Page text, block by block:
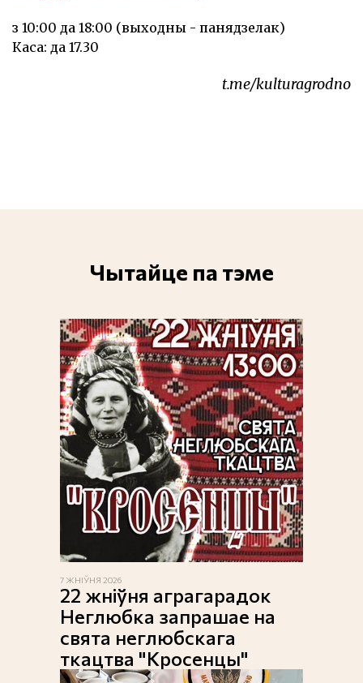
з 10:00 да 18:00 (выходны - панядзелак)
Каса: да 17.30
t.me/kulturagrodno
Чытайце па тэме
7 ЖНІЎНЯ 2026
22 жніўня аграгарадок
Неглюбка запрашае на
свята неглюбскага
ткацтва "Кросенцы"